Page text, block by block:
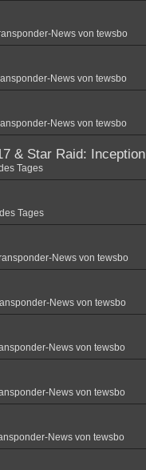
News von tewsbo
News von tewsbo
News von tewsbo
& Star Raid: Inception
Tages
Tages
News von tewsbo
News von tewsbo
News von tewsbo
News von tewsbo
News von tewsbo